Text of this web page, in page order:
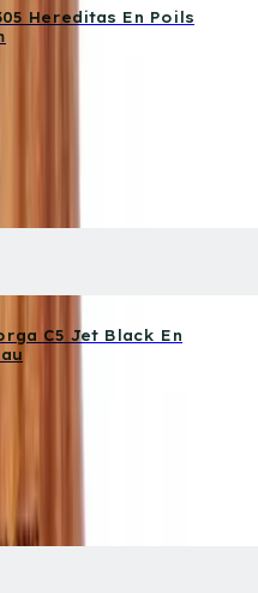
Hereditas En Poils
C5 Jet Black En